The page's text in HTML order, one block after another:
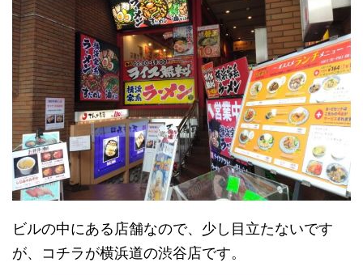
ビルの中にある店舗なので、少し目立たないです
が、コチラが横浜道の渋谷店です。